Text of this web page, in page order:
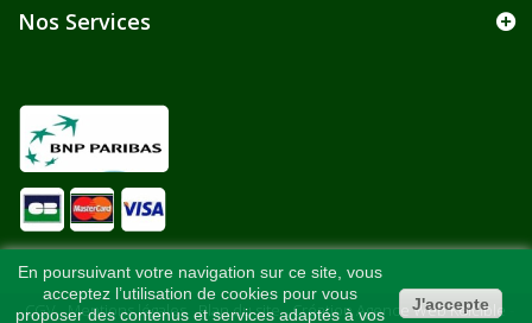
Nos Services
En poursuivant votre navigation sur ce site, vous
acceptez l’utilisation de cookies pour vous
proposer des contenus et services adaptés à vos
J'accepte
CGV-Mentions légales-Plan du site -Création Agence Web Kelcible